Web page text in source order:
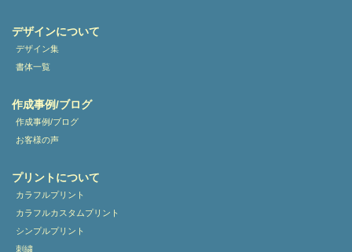
デザインについて
デザイン集
書体一覧
作成事例/ブログ
作成事例/ブログ
お客様の声
プリントについて
カラフルプリント
カラフルカスタムプリント
シンプルプリント
刺繍